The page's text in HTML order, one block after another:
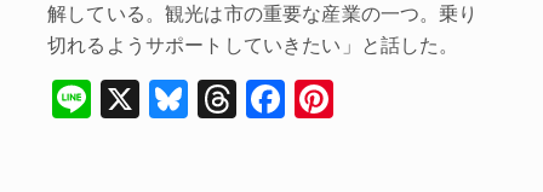
解している。観光は市の重要な産業の一つ。乗り
切れるようサポートしていきたい」と話した。
Li
X
Bl
T
F